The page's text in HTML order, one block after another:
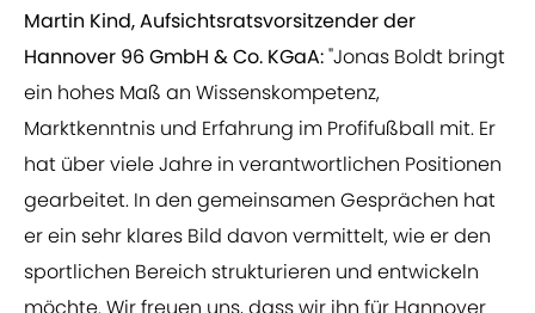
Martin Kind, Aufsichtsratsvorsitzender der
Hannover 96 GmbH & Co. KGaA:"Jonas Boldt bringt
ein hohes Maß an Wissenskompetenz,
Marktkenntnis und Erfahrung im Profifußball mit. Er
hat über viele Jahre in verantwortlichen Positionen
gearbeitet. In den gemeinsamen Gesprächen hat
er ein sehr klares Bild davon vermittelt, wie er den
sportlichen Bereich strukturieren und entwickeln